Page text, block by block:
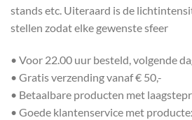
stands etc. Uiteraard is de
stellen zodat elke gewenste sfeer
• Voor 22.00 uur besteld, volgende
• Gratis verzending vanaf € 50,-
• Betaalbare producten met
• Goede klantenservice met